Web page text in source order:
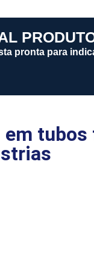
pronta para